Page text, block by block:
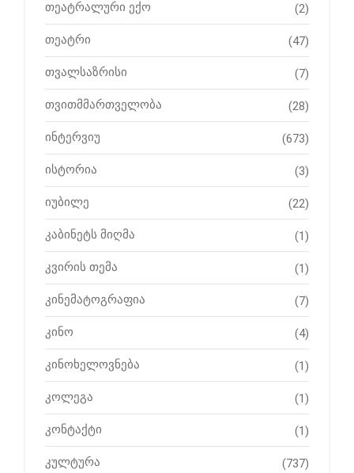
თეატრალური ექო (2)
თეატრი (47)
თვალსაზრისი (7)
თვითმმართველობა (28)
ინტერვიუ (673)
ისტორია (3)
იუბილე (22)
კაბინეტს მიღმა (1)
კვირის თემა (1)
კინემატოგრაფია (7)
კინო (4)
კინოხელოვნება (1)
კოლეგა (1)
კონტაქტი (1)
კულტურა (737)